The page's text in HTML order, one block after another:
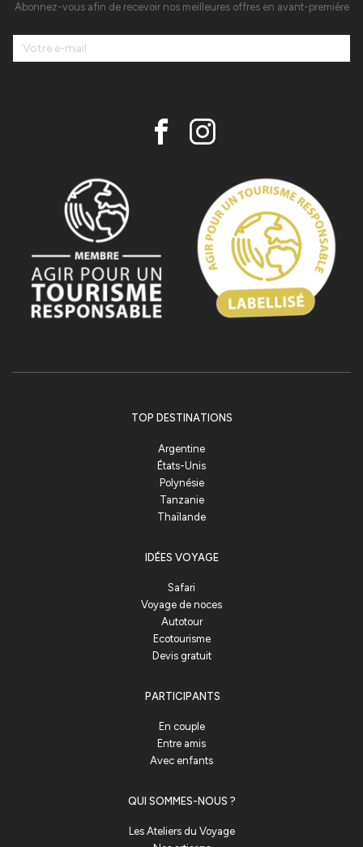
Abonnez-vous afin de recevoir nos meilleures offres en avant-première
TOP DESTINATIONS
Argentine
États-Unis
Polynésie
Tanzanie
Thaïlande
IDÉES VOYAGE
Safari
Voyage de noces
Autotour
Ecotourisme
Devis gratuit
PARTICIPANTS
En couple
Entre amis
Avec enfants
QUI SOMMES-NOUS ?
Les Ateliers du Voyage